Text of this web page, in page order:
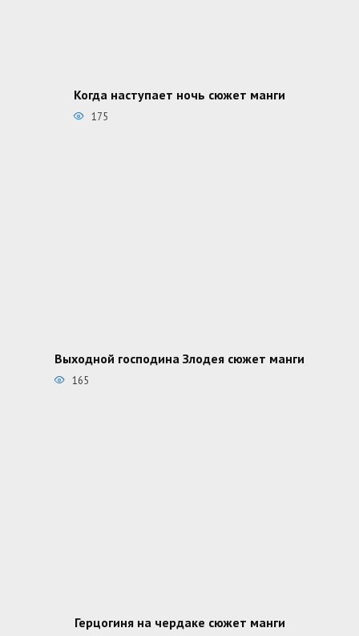
Когда наступает ночь сюжет манги
175
Выходной господина Злодея сюжет манги
165
Герцогиня на чердаке сюжет манги